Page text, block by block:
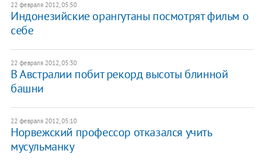
22 февраля 2012, 05:50
Индонезийские орангутаны посмотрят фильм о
себе
22 февраля 2012, 05:30
В Австралии побит рекорд высоты блинной
башни
22 февраля 2012, 05:10
Норвежский профессор отказался учить
мусульманку